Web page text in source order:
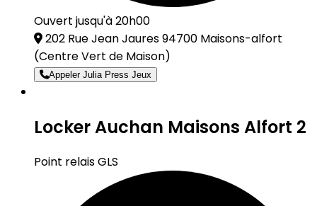
Ouvert jusqu'à 20h00
202 Rue Jean Jaures 94700 Maisons-alfort
(Centre Vert de Maison)
Appeler Julia Press Jeux
Locker Auchan Maisons Alfort 2
Point relais GLS